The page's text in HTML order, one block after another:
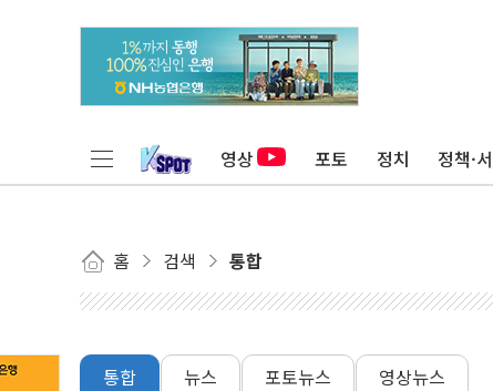
영상 포토 정치 정책·
홈 검색 통합
통합 뉴스 포토뉴스 영상뉴스